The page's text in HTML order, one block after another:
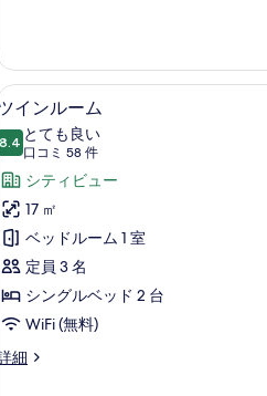
の
表
示
す
る
ム
の
細
ロン / アイロン台
内)、デスク、遮光カーテン、アイロン
ル
ー
ム
の
す
べ
ツイ
6
インルーム
8.410 点中 8.4
とても良い
口コミ 58 件
(口
コ
ミ
58
件)
シティビュー
17 ㎡
ベッドルーム 1 室
定員 3 名
シングルベッド 2 台
WiFi (無料)
細